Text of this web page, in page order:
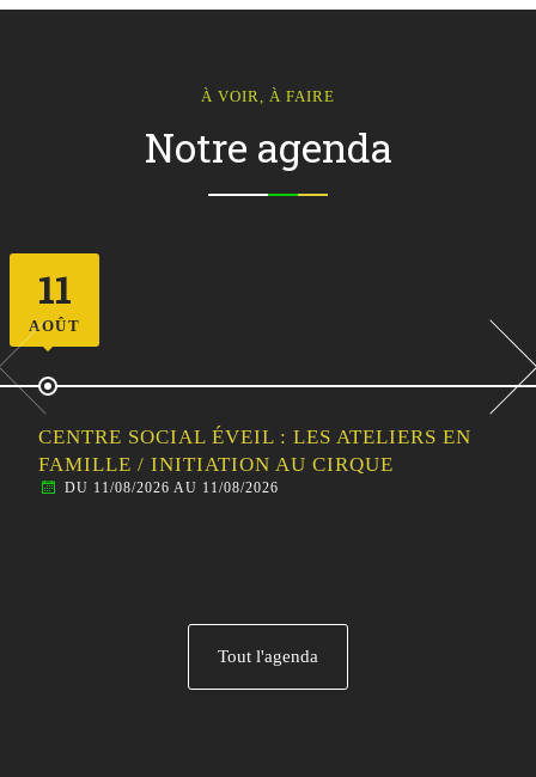
À VOIR, À FAIRE
Notre agenda
12
AOÛT
CENTRE SOCIAL ÉVEIL : SORTIE
FAMILLE/HABITANTS – VISITE GUIDÉE DE
MALESTROIT
Tout l'agenda